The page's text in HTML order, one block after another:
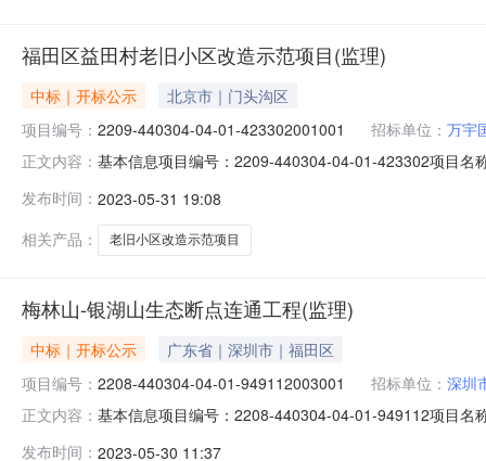
福田区益田村老旧小区改造示范项目(监理)
中标｜开标公示
北京市｜门头沟区
项目编号： 2209-440304-04-01-423302001001 招标单位： 万宇
正文内容： 基本信息项目编号：2209-440304-04-01-423302项目名
位：发布开始时间：2023-05-31发布截止时间：2023-
发布时间： 2023-05-31 19:08
相关产品：
老旧小区改造示范项目
梅林山-银湖山生态断点连通工程(监理)
中标｜开标公示
广东省｜深圳市｜福田区
项目编号： 2208-440304-04-01-949112003001 招标单位： 深圳
正文内容： 基本信息项目编号：2208-440304-04-01-949112项目名
发布时间： 2023-05-30 11:37